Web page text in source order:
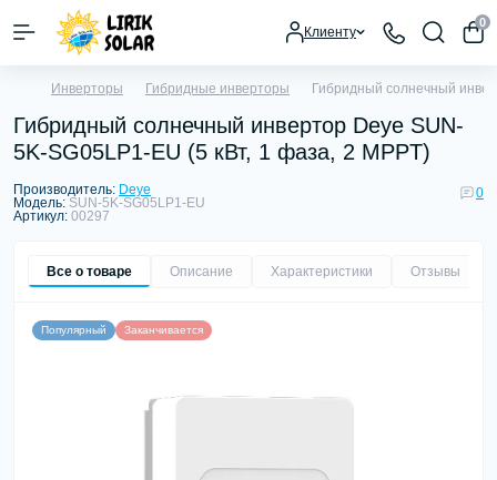
Клиенту
0
Инверторы Гибридные инверторы Гибридный солнечный
Гибридный солнечный инвертор Deye SUN-
5K-SG05LP1-EU (5 кВт, 1 фаза, 2 MPPT)
Производитель: Deye
Модель: SUN-5K-SG05LP1-EU
Артикул: 00297
0
Все о товаре Описание Характеристики Отзывы
Популярный Заканчивается